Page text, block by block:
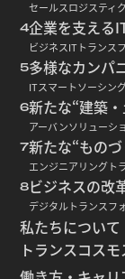
セールスロジスティ
4企業を支える
ビジネスITトランス
5多様なカンパ
ITスマートソーシン
6新たな“建築
アーバンソリューシ
7新たな“もの
エンジニアリングト
8ビジネスの改
デジタルトランスフ
私たちについて
トランスコス